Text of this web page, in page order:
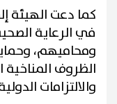
كما دعت الهيئة
في الرعاية
ومحاميهم،
الظروف المناخية
والالتزامات